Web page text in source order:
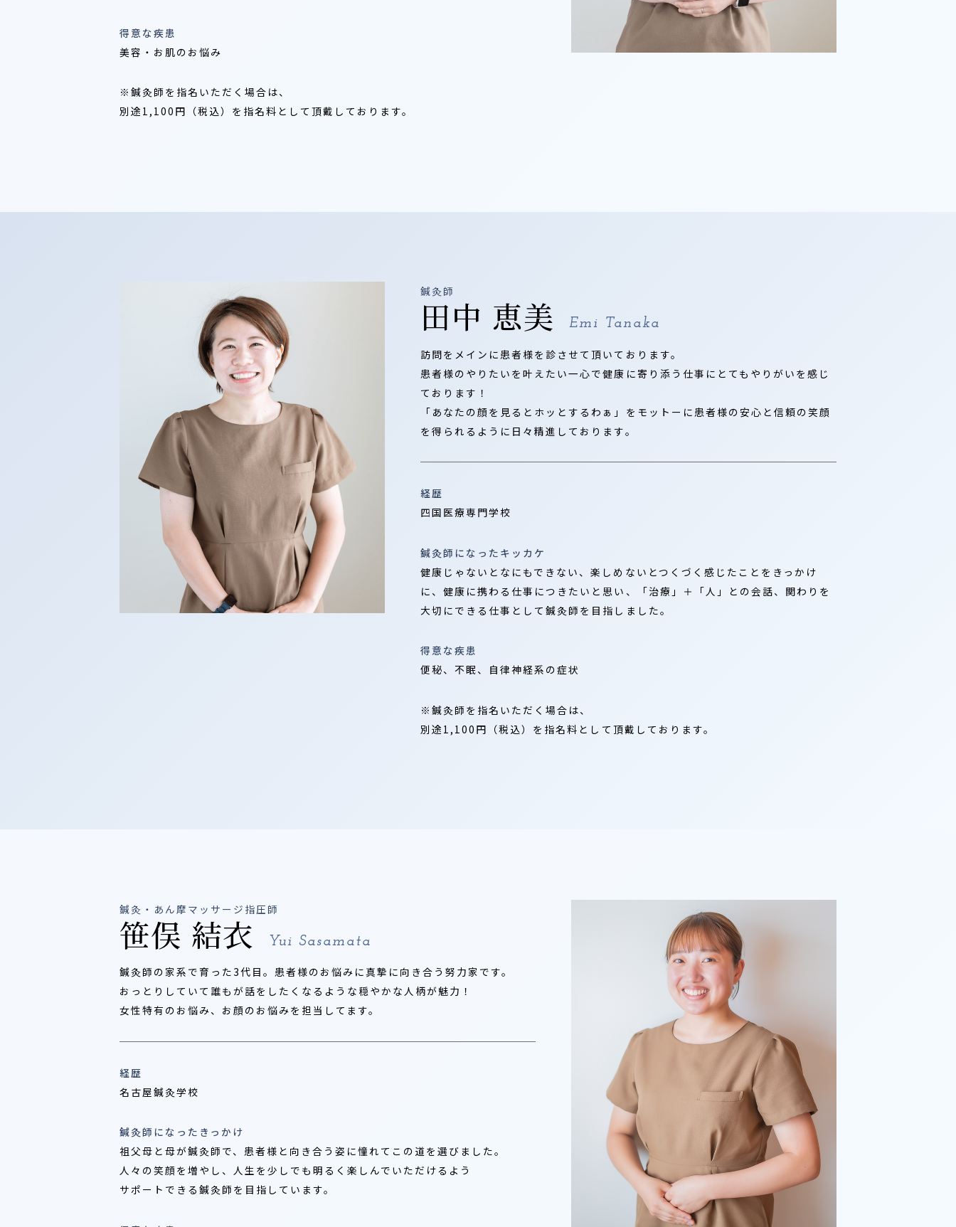
得意な疾患
美容・お肌のお悩み
※鍼灸師を指名いただく場合は、
別途1,100円（税込）を指名料として頂戴しております。
鍼灸師
田中 恵美 Emi Tanaka
訪問をメインに患者様を診させて頂いております。
患者様のやりたいを叶えたい一心で健康に寄り添う仕事にとてもやりがいを感じ
ております！
「あなたの顔を見るとホッとするわぁ」をモットーに患者様の安心と信頼の笑顔
を得られるように日々精進しております。
経歴
四国医療専門学校
鍼灸師になったキッカケ
健康じゃないとなにもできない、楽しめないとつくづく感じたことをきっかけ
に、健康に携わる仕事につきたいと思い、「治療」＋「人」との会話、関わりを
大切にできる仕事として鍼灸師を目指しました。
得意な疾患
便秘、不眠、自律神経系の症状
※鍼灸師を指名いただく場合は、
別途1,100円（税込）を指名料として頂戴しております。
鍼灸・あん摩マッサージ指圧師
笹俣 結衣 Yui Sasamata
鍼灸師の家系で育った3代目。患者様のお悩みに真摯に向き合う努力家です。
おっとりしていて誰もが話をしたくなるような穏やかな人柄が魅力！
女性特有のお悩み、お顔のお悩みを担当してます。
経歴
名古屋鍼灸学校
鍼灸師になったきっかけ
祖父母と母が鍼灸師で、患者様と向き合う姿に憧れてこの道を選びました。
人々の笑顔を増やし、人生を少しでも明るく楽しんでいただけるよう
サポートできる鍼灸師を目指しています。